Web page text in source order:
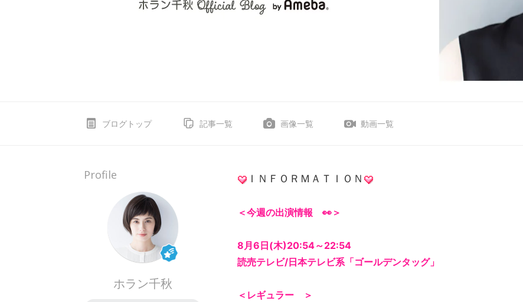
ブログトップ 記事一覧 画像一覧 動画一覧
ＩＮＦＯＲＭＡＴＩＯＮ
＜今週の出演情報 👀 ＞
8月6日(木)20:54～22:54
読売テレビ/日本テレビ系「ゴールデンタッグ」
＜レギュラー ＞
Profile
ホラン千秋